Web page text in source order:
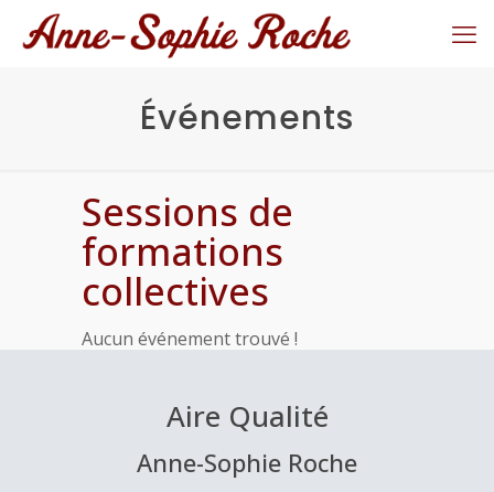
Événements
Sessions de
formations
collectives
Aucun événement trouvé !
Aire Qualité
Anne-Sophie Roche